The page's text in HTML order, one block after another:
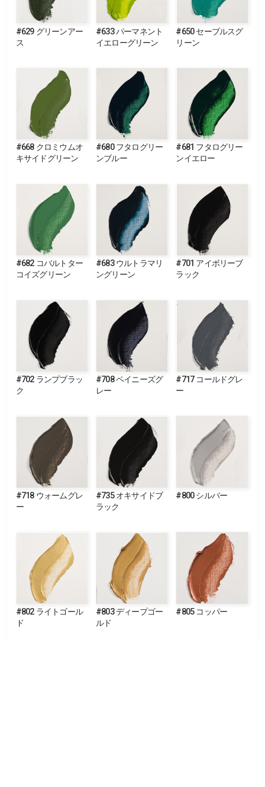
#629 グリーンアー
ス
#633 パーマネント
イエローグリーン
#650 セーブルスグ
リーン
#668 クロミウムオ
キサイドグリーン
#680 フタログリー
ンブルー
#681 フタログリー
ンイエロー
#682 コバルトター
コイズグリーン
#683 ウルトラマリ
ングリーン
#701 アイボリーブ
ラック
#702 ランプブラッ
ク
#708 ペイニーズグ
レー
#717 コールドグレ
ー
#718 ウォームグレ
ー
#735 オキサイドブ
ラック
#800 シルバー
#802 ライトゴール
ド
#803 ディープゴー
ルド
#805 コッパー